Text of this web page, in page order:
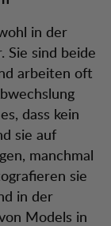
in der
Sie sind beide
arbeiten oft
dass kein
sie auf
manchmal
sie
in der
Models in